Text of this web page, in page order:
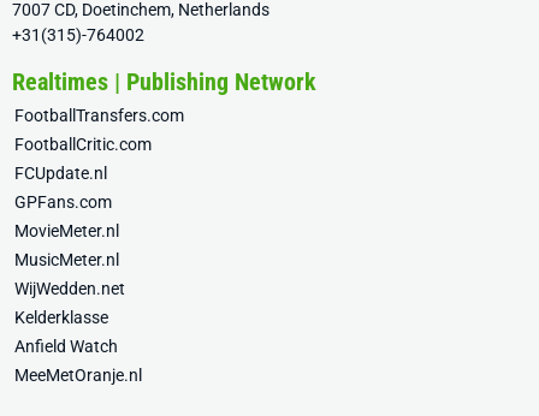
7007 CD, Doetinchem, Netherlands
+31(315)-764002
Realtimes | Publishing Network
FootballTransfers.com
FootballCritic.com
FCUpdate.nl
GPFans.com
MovieMeter.nl
MusicMeter.nl
WijWedden.net
Kelderklasse
Anfield Watch
MeeMetOranje.nl